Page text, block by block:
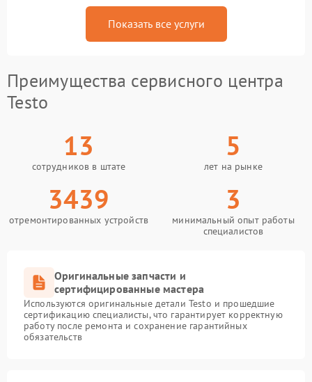
Показать все услуги
Преимущества сервисного центра
Testo
13
сотрудников в штате
5
лет на рынке
3439
отремонтированных устройств
3
минимальный опыт работы
специалистов
Оригинальные запчасти и
сертифицированные мастера
Используются оригинальные детали Testo и прошедшие
сертификацию специалисты, что гарантирует корректную
работу после ремонта и сохранение гарантийных
обязательств